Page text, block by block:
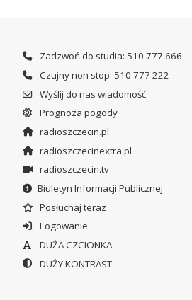
Zadzwoń do studia: 510 777 666
Czujny non stop: 510 777 222
Wyślij do nas wiadomość
Prognoza pogody
radioszczecin.pl
radioszczecinextra.pl
radioszczecin.tv
Biuletyn Informacji Publicznej
Posłuchaj teraz
Logowanie
DUŻA CZCIONKA
DUŻY KONTRAST